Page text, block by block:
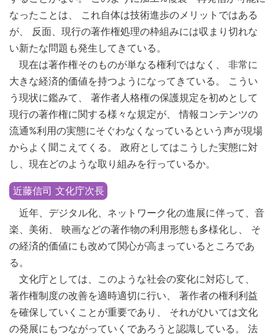
なったことは、 これ自体は技術進歩のメリットではある
が、 反面、現行の著作権処理の枠組みには収まり切れな
い新たな問題も発生してきている。
現在は著作権そのものが単なる権利ではなく、 非常に
大きな経済的価値を持つようになってきている。 こうい
う現状に鑑みて、 著作者人格権の保護規定を初めとして
現行の著作権に関する様々な規定が、 情報コンテンツの
流通%利用の実態にそぐわなくなっているという声が現場
からよく聞こえてくる。 政府としてはこうした実態に対
し、現在どのような取り組みを行っているか。
近藤信司 文化庁次長
近年、デジタル化、ネットワーク化の進展に伴って、音
楽、美術、 映画などの著作物の利用形態も多様化し、 そ
の経済的価値にも改めて関心が高まっているところであ
る。
文化庁としては、このような社会の変化に対応して、
著作権制度の改善を適時適切に行い、 著作者の権利利益
を確保していくことが重要であり、 それがひいては文化
の発展にもつながっていくであろうと認識している。 法